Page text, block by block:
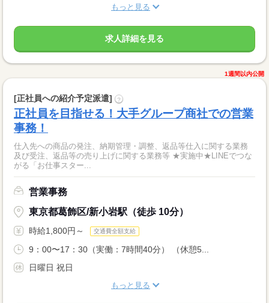
もっと見る
求人詳細を見る
1週間以内公開
[正社員への紹介予定派遣] ?
正社員を目指せる！大手グループ商社での営業
事務！
仕入先への商品の発注、納期管理・調整、返品等仕入に関する業務
及び受注、返品等の売り上げに関する業務等 ★実施中★LINEでつな
がる「お仕事スター...
営業事務
東京都葛飾区/新小岩駅（徒歩 10分）
時給1,800円～ 交通費全額支給
9：00〜17：30（実働：7時間40分） （休憩5...
日曜日 祝日
もっと見る